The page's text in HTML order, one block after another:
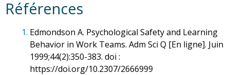
Références
1. Edmondson A. Psychological Safety and Learning
Behavior in Work Teams. Adm Sci Q [En ligne]. Juin
1999;44(2):350-383. doi :
https://doi.org/10.2307/2666999